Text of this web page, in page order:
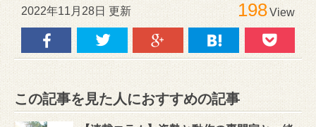
2022年11月28日 更新 198View
この記事を見た人におすすめの記事